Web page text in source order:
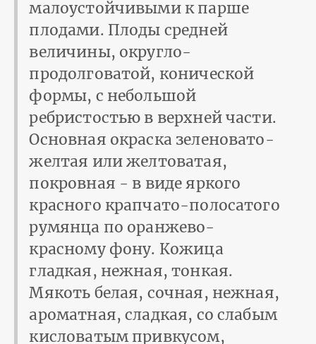
малоустойчивыми к парше
плодами. Плоды средней
величины, округло-
продолговатой, конической
формы, с небольшой
ребристостью в верхней части.
Основная окраска зеленовато-
желтая или желтоватая,
покровная - в виде яркого
красного крапчато-полосатого
румянца по оранжево-
красному фону. Кожица
гладкая, нежная, тонкая.
Мякоть белая, сочная, нежная,
ароматная, сладкая, со слабым
кисловатым привкусом,